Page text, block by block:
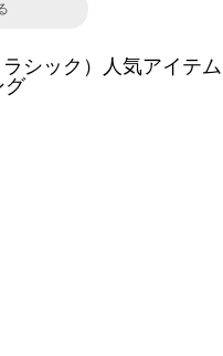
シック）人気アイテム
グ